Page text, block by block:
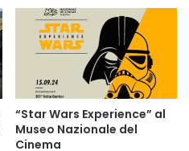
“Star Wars Experience” al
Museo Nazionale del
Cinema